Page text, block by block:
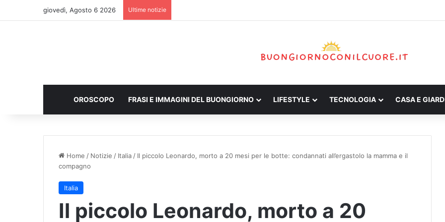
giovedì, Agosto 6 2026 Ultime notizie
OROSCOPO FRASI E IMMAGINI DEL BUONGIORNO LIFESTYLE TECNOLOGIA CASA E
Home / Notizie / Italia / Il piccolo Leonardo, morto a 20 mesi per le botte: condannati all’ergastolo la mamma e il
compagno
Italia
Il piccolo Leonardo, morto a 20